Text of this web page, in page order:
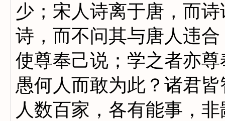
少；宋人诗离于唐，而
诗，而不问其与唐人违
使尊奉己说；学之者亦
愚何人而敢为此？诸君
人数百家，各有能事，